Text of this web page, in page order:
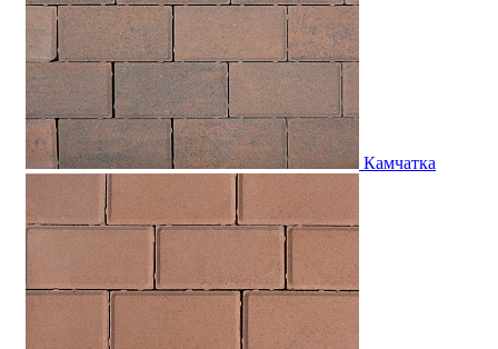
Камчатка